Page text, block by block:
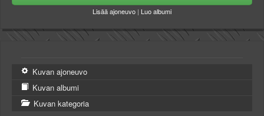
Paidat ja vaatteet
Mainostus
Kevytversio
Lisää ajoneuvo | Luo albumi
Kuvan ajoneuvo
Kuvan albumi
Kuvan kategoria